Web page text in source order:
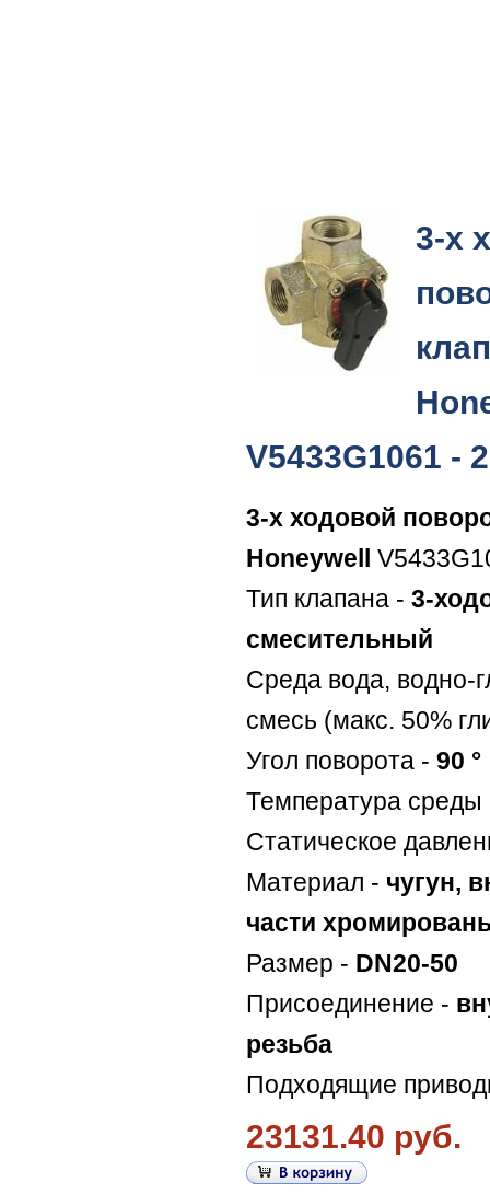
3-х
V5433G1061 - 2
3-х ходовой
Honeywell
Тип клапана - 3-
смесительный
Среда вода, водно-
смесь (макс. 50%
Угол поворота - 90 °
Температура среды
Статическое
Материал - чугун,
части
Размер - DN20-50
Присоединение -
резьба
Подходящие
23131.40 руб.